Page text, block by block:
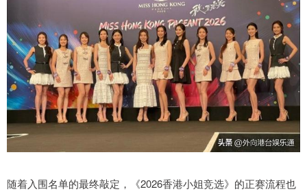
随着入围名单的最终敲定，《2026香港小姐竞选》的正赛流程也